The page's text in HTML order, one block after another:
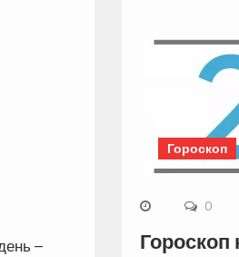
–
Гороскоп
0
Гороскоп